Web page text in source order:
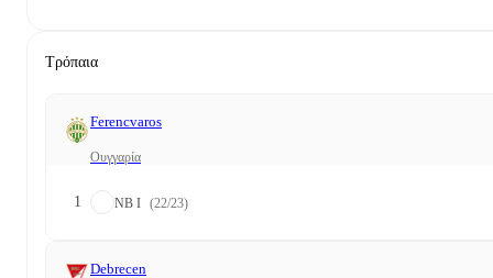
Τρόπαια
Ferencvaros
Ουγγαρία
1 NB I (22/23)
Debrecen